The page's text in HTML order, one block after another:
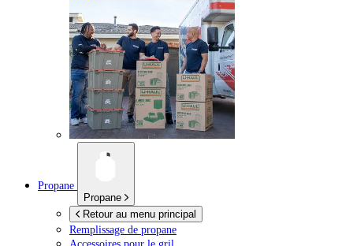
Propane
Propane
Retour au menu principal
Remplissage de propane
Accessoires pour le gril